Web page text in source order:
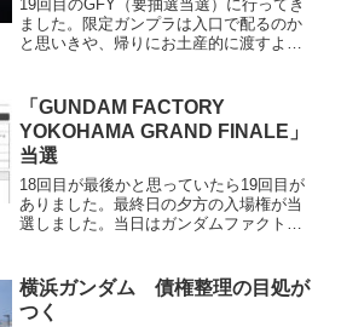
19回目のGFY（要抽選当選）に行ってき
ました。限定ガンプラは入口で配るのか
と思いきや、帰りにお土産的に渡すよう
か。招待客とかガンダムファンクラブ枠
とかもあったよう...
「GUNDAM FACTORY
YOKOHAMA GRAND FINALE」
当選
18回目が最後かと思っていたら19回目が
ありました。最終日の夕方の入場権が当
選しました。当日はガンダムファクトリ
すが、その入場ゲートは山下公園と山下
埠頭の間に設け...
横浜ガンダム 債権整理の目処が
つく